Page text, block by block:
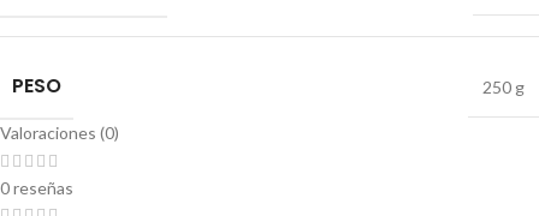
PESO 250 g
Valoraciones (0)
0 reseñas